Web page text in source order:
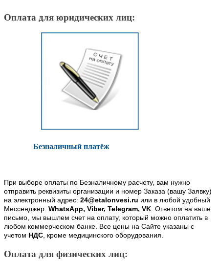
Оплата для юридических лиц:
Безналичный платёж
При выборе оплаты по Безналичному расчету, вам нужно
отправить реквизиты организации и номер Заказа (вашу Заявку)
на электронный адрес: 24@etalonvesi.ru или в любой удобный
Мессенджер: WhatsApp, Viber, Telegram, VK. Ответом на ваше
письмо, мы вышлем счет на оплату, который можно оплатить в
любом коммерческом банке. Все цены на Сайте указаны с
учетом НДС, кроме медицинского оборудования.
Оплата для физических лиц: